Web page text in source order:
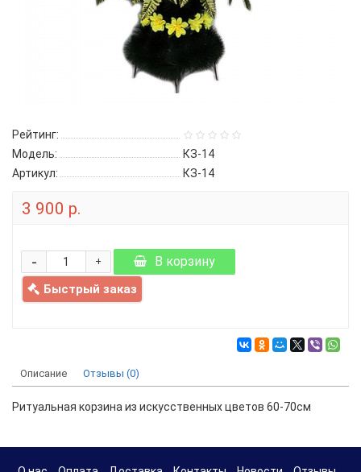
Рейтинг:
Модель:
КЗ-14
Артикул:
КЗ-14
3 900 р.
+
- В корзину
Быстрый заказ
Описание Отзывы (0)
Ритуальная корзина из искусственных цветов 60-70см